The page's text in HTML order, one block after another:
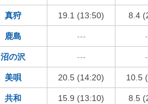
真狩 19.1 (13:50) 8.4
鹿島 ---
沼の沢 ---
美唄 20.5 (14:20) 10.5
共和 15.9 (13:10) 8.5